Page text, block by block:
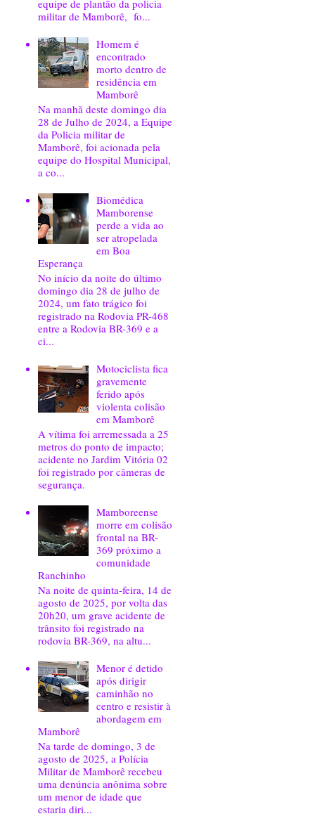
equipe de plantão da policia
militar de Mamborê, fo...
Homem é
encontrado
morto dentro de
residência em
Mamborê
Na manhã deste domingo dia
28 de Julho de 2024, a Equipe
da Policia militar de
Mamborê, foi acionada pela
equipe do Hospital Municipal,
a co...
Biomédica
Mamborense
perde a vida ao
ser atropelada
em Boa
Esperança
No início da noite do último
domingo dia 28 de julho de
2024, um fato trágico foi
registrado na Rodovia PR-468
entre a Rodovia BR-369 e a
ci...
Motociclista fica
gravemente
ferido após
violenta colisão
em Mamborê
A vítima foi arremessada a 25
metros do ponto de impacto;
acidente no Jardim Vitória 02
foi registrado por câmeras de
segurança.
Mamboreense
morre em colisão
frontal na BR-
369 próximo a
comunidade
Ranchinho
Na noite de quinta-feira, 14 de
agosto de 2025, por volta das
20h20, um grave acidente de
trânsito foi registrado na
rodovia BR-369, na altu...
Menor é detido
após dirigir
caminhão no
centro e resistir à
abordagem em
Mamborê
Na tarde de domingo, 3 de
agosto de 2025, a Polícia
Militar de Mamborê recebeu
uma denúncia anônima sobre
um menor de idade que
estaria diri...